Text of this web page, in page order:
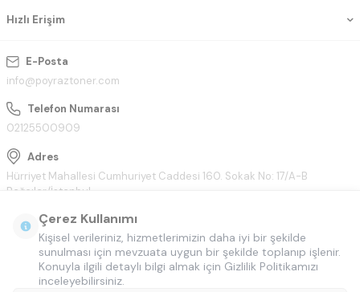
E-Posta
info@poyraztoner.com
Telefon Numarası
02125500909
Adres
Hürriyet Mahallesi Cumhuriyet Caddesi 160. Sokak No: 17/A-B
Bağcılar/İstanbul
Hızlı Erişim
Çerez Kullanımı
Kişisel verileriniz, hizmetlerimizin daha iyi bir şekilde
sunulması için mevzuata uygun bir şekilde toplanıp işlenir.
Konuyla ilgili detaylı bilgi almak için Gizlilik Politikamızı
inceleyebilirsiniz.